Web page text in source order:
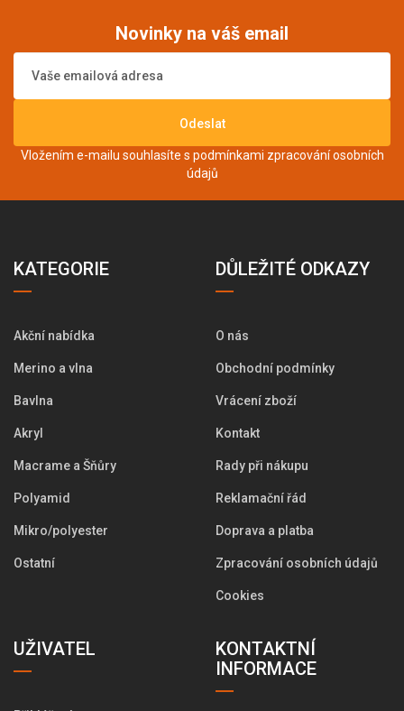
Novinky na váš email
Odeslat
Vložením e-mailu souhlasíte s podmínkami zpracování osobních
údajů
KATEGORIE
Akční nabídka
Merino a vlna
Bavlna
Akryl
Macrame a Šňůry
Polyamid
Mikro/polyester
Ostatní
DŮLEŽITÉ ODKAZY
O nás
Obchodní podmínky
Vrácení zboží
Kontakt
Rady při nákupu
Reklamační řád
Doprava a platba
Zpracování osobních údajů
Cookies
UŽIVATEL
KONTAKTNÍ
INFORMACE